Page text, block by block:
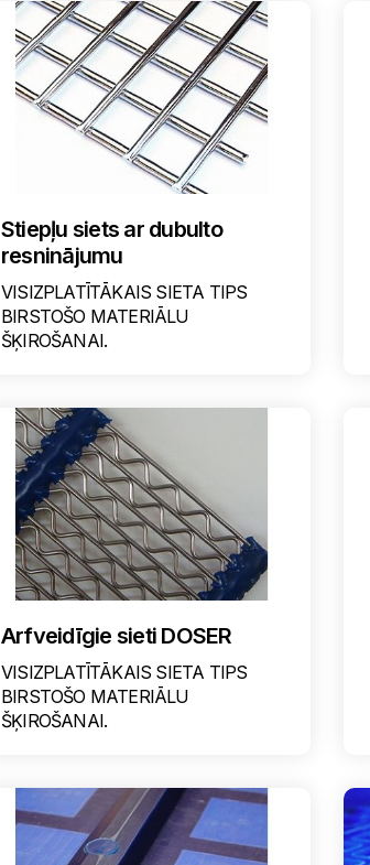
Stiepļu siets ar dubulto
resninājumu
VISIZPLATĪTĀKAIS SIETA TIPS
BIRSTOŠO MATERIĀLU
ŠĶIROŠANAI.
Arfveidīgie sieti DOSER
VISIZPLATĪTĀKAIS SIETA TIPS
BIRSTOŠO MATERIĀLU
ŠĶIROŠANAI.